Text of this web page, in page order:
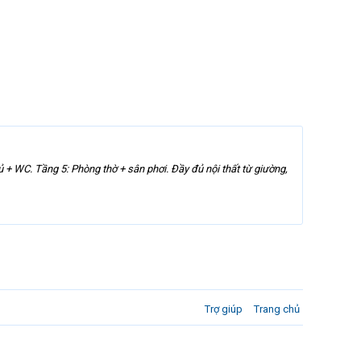
WC. Tầng 5: Phòng thờ + sân phơi. Đầy đủ nội thất từ giường,
Trợ giúp Trang chủ